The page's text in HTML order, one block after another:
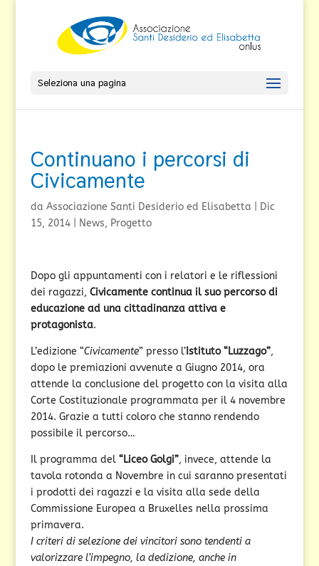
Seleziona una pagina
Continuano i percorsi di
Civicamente
da Associazione Santi Desiderio ed Elisabetta
Dic
15, 2014| News, Progetto
Dopo gli appuntamenti con i relatori e le riflessioni
dei ragazzi, Civicamente continua il suo percorso di
educazione ad una cittadinanza attiva e
protagonista.
L’edizione “Civicamente” presso l’Istituto “Luzzago”,
dopo le premiazioni avvenute a Giugno 2014, ora
attende la conclusione del progetto con la visita alla
Corte Costituzionale programmata per il 4 novembre
2014. Grazie a tutti coloro che stanno rendendo
possibile il percorso…
Il programma del “Liceo Golgi”, invece, attende la
tavola rotonda a Novembre in cui saranno presentati
i prodotti dei ragazzi e la visita alla sede della
Commissione Europea a Bruxelles nella prossima
primavera.
I criteri di selezione dei vincitori sono tendenti a
valorizzare l’impegno, la dedizione, anche in